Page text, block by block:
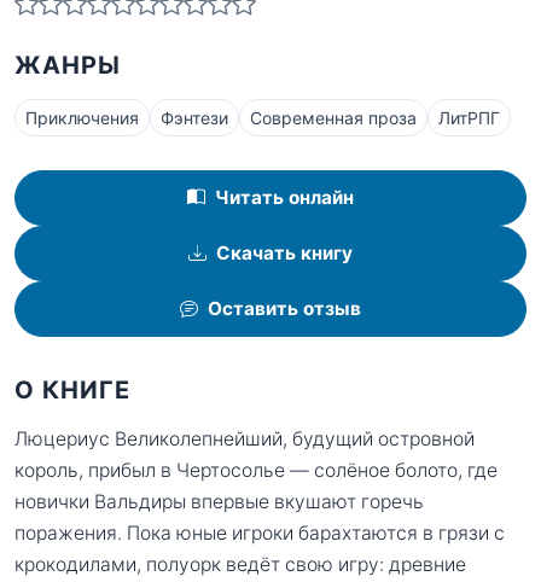
ЖАНРЫ
Приключения Фэнтези Современная проза ЛитРПГ
Читать онлайн
Скачать книгу
Оставить отзыв
О КНИГЕ
Люцериус Великолепнейший, будущий островной
король, прибыл в Чертосолье — солёное болото, где
новички Вальдиры впервые вкушают горечь
поражения. Пока юные игроки барахтаются в грязи с
крокодилами, полуорк ведёт свою игру: древние